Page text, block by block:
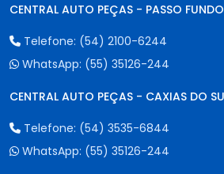
CENTRAL AUTO PEÇAS - PASSO FUNDO
Telefone: (54) 2100-6244
WhatsApp: (55) 35126-244
CENTRAL AUTO PEÇAS - CAXIAS DO
Telefone: (54) 3535-6844
WhatsApp: (55) 35126-244